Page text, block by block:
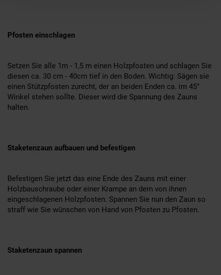
Pfosten einschlagen
Setzen Sie alle 1m - 1,5 m einen Holzpfosten und schlagen Sie
diesen ca. 30 cm - 40cm tief in den Boden. Wichtig: Sägen sie
einen Stützpfosten zurecht, der an beiden Enden ca. im 45°
Winkel stehen sollte. Dieser wird die Spannung des Zauns
halten.
Staketenzaun aufbauen und befestigen
Befestigen Sie jetzt das eine Ende des Zauns mit einer
Holzbauschraube oder einer Krampe an dem von ihnen
eingeschlagenen Holzpfosten. Spannen Sie nun den Zaun so
straff wie Sie wünschen von Hand von Pfosten zu Pfosten.
Staketenzaun spannen